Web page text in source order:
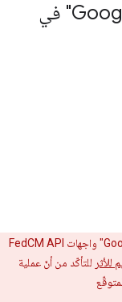
دمج "تسجيل الدخول بحساب Google" في
تستخدم مكتبة "تسجيل الدخول باستخدام Google" واجهات FedCM API
للأثر للتأكّد من أنّ عملية